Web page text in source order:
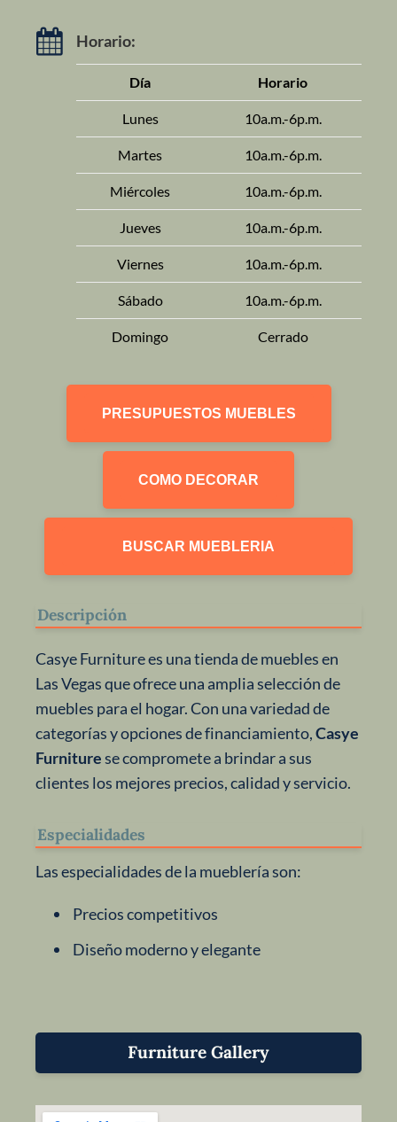
Horario:
Día Horario
Lunes 10a.m.-6p.m.
Martes 10a.m.-6p.m.
Miércoles 10a.m.-6p.m.
Jueves 10a.m.-6p.m.
Viernes 10a.m.-6p.m.
Sábado 10a.m.-6p.m.
Domingo Cerrado
PRESUPUESTOS MUEBLES
COMO DECORAR
BUSCAR MUEBLERIA
Descripción
Casye Furniture es una tienda de muebles en
Las Vegas que ofrece una amplia selección de
muebles para el hogar. Con una variedad de
categorías y opciones de financiamiento,Casye
Furniturese compromete a brindar a sus
clientes los mejores precios, calidad y servicio.
Especialidades
Las especialidades de la mueblería son:
Precios competitivos
Diseño moderno y elegante
Furniture Gallery